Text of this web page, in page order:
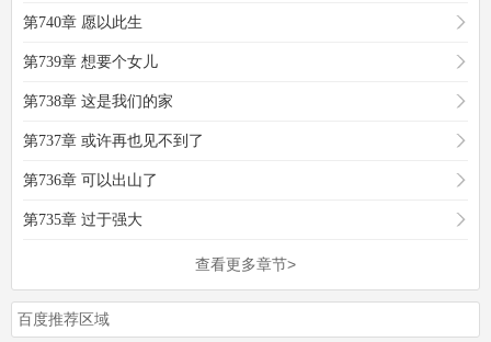
第740章 愿以此生
第739章 想要个女儿
第738章 这是我们的家
第737章 或许再也见不到了
第736章 可以出山了
第735章 过于强大
查看更多章节>
百度推荐区域